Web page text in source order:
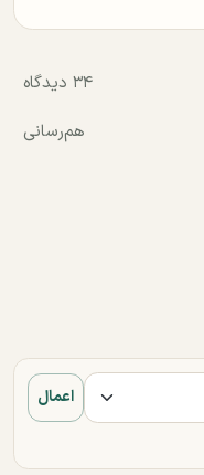
۳۴ دیدگاه
هم‌رسانی
اعمال